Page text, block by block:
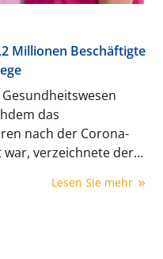
Millionen Beschäftigte
das
nach der Corona-
verzeichnete der
das Personal zu – wenn
Lesen Sie mehr